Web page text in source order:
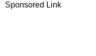
Sponsored Link